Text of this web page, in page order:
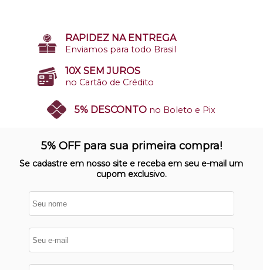
RAPIDEZ NA ENTREGA
Enviamos para todo Brasil
10X SEM JUROS
no Cartão de Crédito
5% DESCONTO no Boleto e Pix
Nosso site opera em ambiente
protegido
5% OFF para sua primeira compra!
Se cadastre em nosso site e receba em seu e-mail um
cupom exclusivo.